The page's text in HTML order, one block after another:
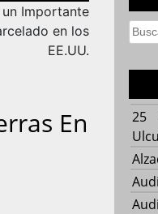
Importante
en los
EE.UU.
En
25